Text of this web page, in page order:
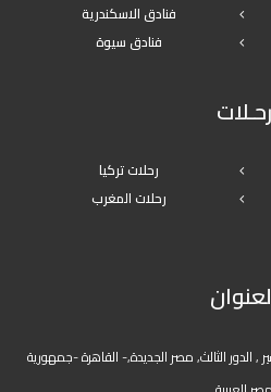
فنادق الاسكندرية
فنادق سيوة
رحـلات
رحلات تركيا
رحلات المغرب
1 شارع أحمد تيسير , الدور الثالث, مصر الجديدة,- القاهرة -جمهورية